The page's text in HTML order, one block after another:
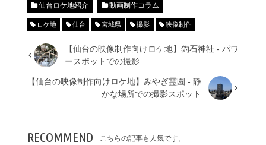
仙台ロケ地紹介 動画制作コラム
ロケ地 仙台 宮城県 撮影 映像制作
【仙台の映像制作向けロケ地】釣石神社 - パワ
ースポットでの撮影
【仙台の映像制作向けロケ地】みやぎ霊園 - 静
かな場所での撮影スポット
RECOMMEND こちらの記事も人気です。